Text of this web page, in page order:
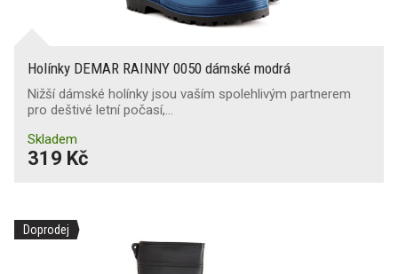
Holínky DEMAR RAINNY 0050 dámské modrá
Nižší dámské holínky jsou vaším spolehlivým partnerem
pro deštivé letní počasí,…
Skladem
319 Kč
Doprodej